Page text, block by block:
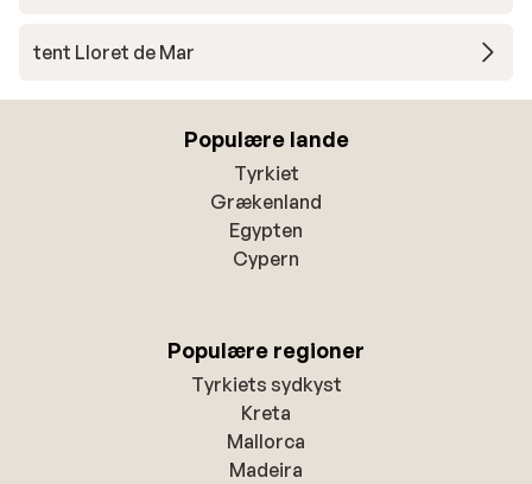
tent Lloret de Mar
Populære lande
Tyrkiet
Grækenland
Egypten
Cypern
Populære regioner
Tyrkiets sydkyst
Kreta
Mallorca
Madeira